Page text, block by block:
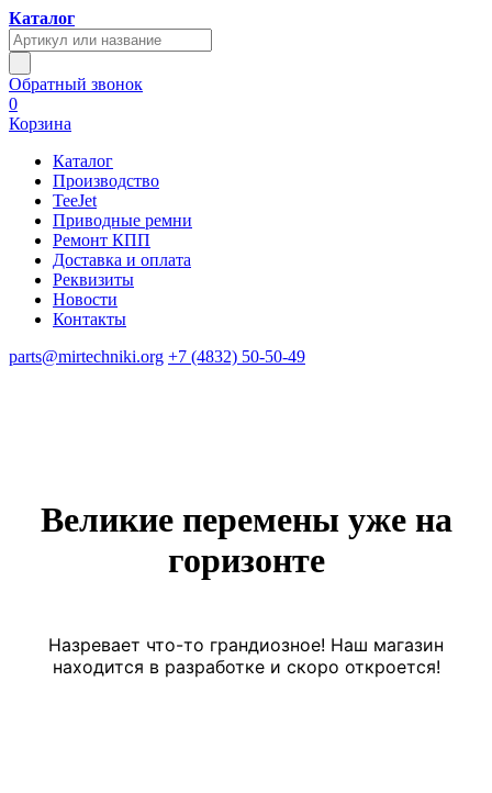
Каталог
Обратный звонок
0
Корзина
Каталог
Производство
TeeJet
Приводные ремни
Ремонт КПП
Доставка и оплата
Реквизиты
Новости
Контакты
parts@mirtechniki.org +7 (4832) 50-50-49
Великие перемены уже на
горизонте
Назревает что-то грандиозное! Наш магазин
находится в разработке и скоро откроется!